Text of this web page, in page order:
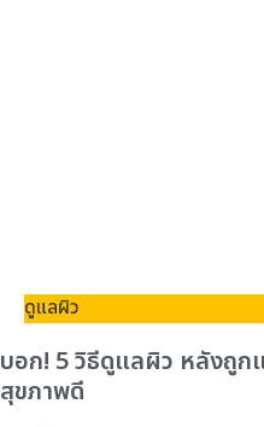
ดูแลผิว
บอก! 5 วิธีดูแลผิว หลังถูก
สุขภาพดี